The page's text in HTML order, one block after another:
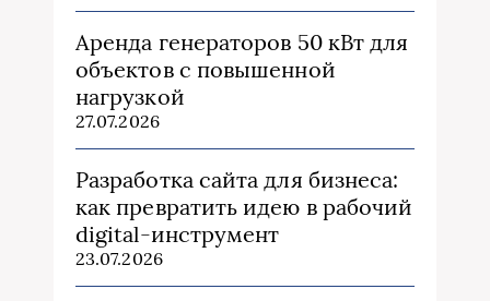
Аренда генераторов 50 кВт для
объектов с повышенной
нагрузкой
27.07.2026
Разработка сайта для бизнеса:
как превратить идею в рабочий
digital-инструмент
23.07.2026